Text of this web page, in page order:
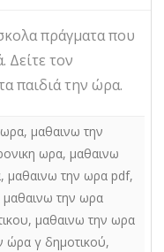
πράγματα που
Δείτε τον
παιδιά την ώρα.
, μαθαινω την
ωρα, μαθαινω
, μαθαινω την ωρα pdf,
μαθαινω την ωρα
, μαθαινω την ωρα
ώρα γ δημοτικού,